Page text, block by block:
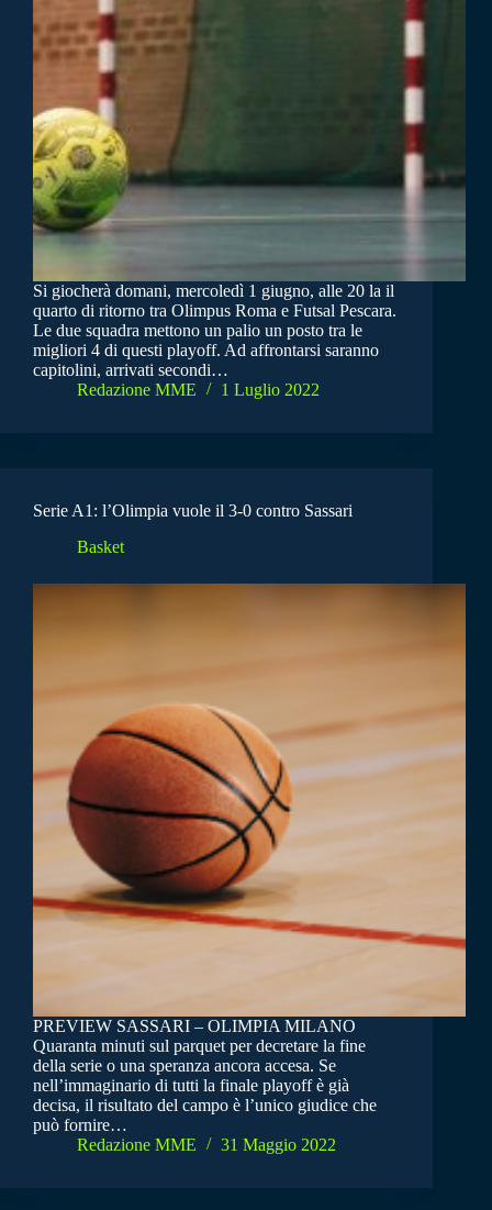
Si giocherà domani, mercoledì 1 giugno, alle 20 la il
quarto di ritorno tra Olimpus Roma e Futsal Pescara.
Le due squadra mettono un palio un posto tra le
migliori 4 di questi playoff. Ad affrontarsi saranno
capitolini, arrivati secondi…
Redazione MME
1 Luglio 2022
Serie A1: l’Olimpia vuole il 3-0 contro Sassari
Basket
PREVIEW SASSARI – OLIMPIA MILANO
Quaranta minuti sul parquet per decretare la fine
della serie o una speranza ancora accesa. Se
nell’immaginario di tutti la finale playoff è già
decisa, il risultato del campo è l’unico giudice che
può fornire…
Redazione MME
31 Maggio 2022